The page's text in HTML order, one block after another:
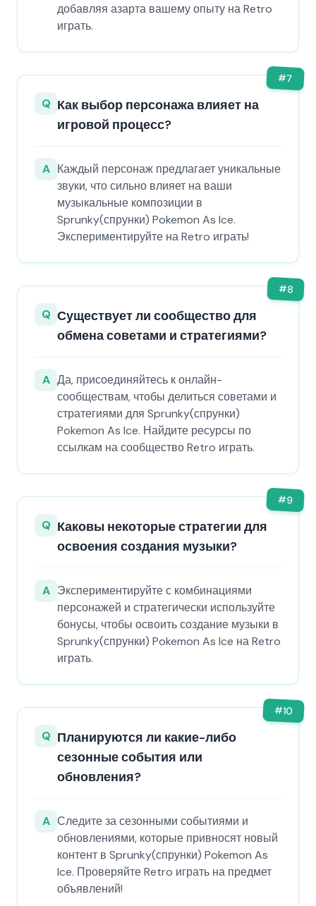
добавляя азарта вашему опыту на Retro
играть.
#7
Q Как выбор персонажа влияет на
игровой процесс?
A Каждый персонаж предлагает уникальные
звуки, что сильно влияет на ваши
музыкальные композиции в
Sprunky(спрунки) Pokemon As Ice.
Экспериментируйте на Retro играть!
#8
Q Существует ли сообщество для
обмена советами и стратегиями?
A Да, присоединяйтесь к онлайн-
сообществам, чтобы делиться советами и
стратегиями для Sprunky(спрунки)
Pokemon As Ice. Найдите ресурсы по
ссылкам на сообщество Retro играть.
#9
Q Каковы некоторые стратегии для
освоения создания музыки?
A Экспериментируйте с комбинациями
персонажей и стратегически используйте
бонусы, чтобы освоить создание музыки в
Sprunky(спрунки) Pokemon As Ice на Retro
играть.
#10
Q Планируются ли какие-либо
сезонные события или
обновления?
A Следите за сезонными событиями и
обновлениями, которые привносят новый
контент в Sprunky(спрунки) Pokemon As
Ice. Проверяйте Retro играть на предмет
объявлений!